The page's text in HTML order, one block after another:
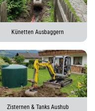
Künetten Ausbaggern
Zisternen & Tanks Aushub